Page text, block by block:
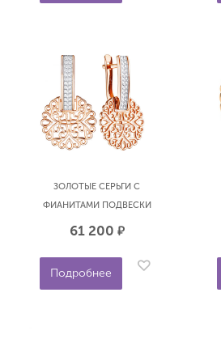
ЗОЛОТЫЕ СЕРЬГИ С
ФИАНИТАМИ ПОДВЕСКИ
АЖУРНЫЕ КРУГИ
61 200 р.
Подробнее